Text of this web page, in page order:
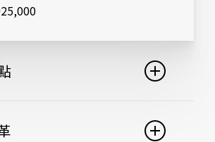
市樹林區太平路28號2樓